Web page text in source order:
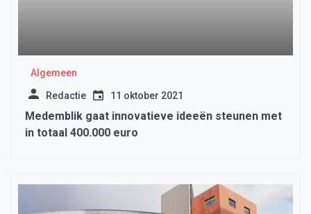
Algemeen
Redactie 11 oktober 2021
Medemblik gaat innovatieve ideeën steunen met
in totaal 400.000 euro